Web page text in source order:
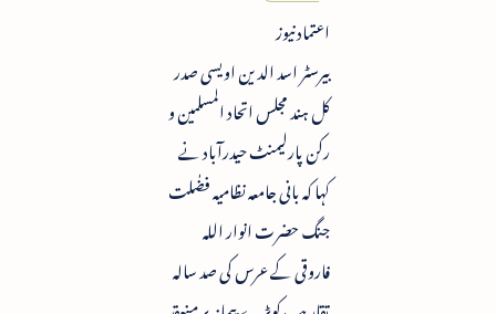
اعتماد نیوز
بیرسٹر اسد الدین اویسی صدر
کل ہند مجلس اتحاد المسلمین و
رکن پارلیمنٹ حیدرآباد نے
کہا کہ بانی جامعہ نظامیہ فضٰلت
جنگ حضرت انوار اللہ
فاروقی کے عرس کی صد سالہ